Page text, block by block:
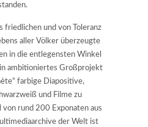
friedlichen und von Toleranz
aller Völker überzeugte
in die entlegensten Winkel
ambitioniertes Großprojekt
farbige Diapositive,
und Filme zu
von rund 200 Exponaten aus
der Welt ist